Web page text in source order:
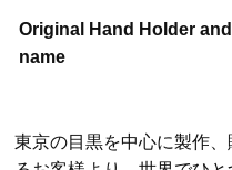
Original Hand Holder
name
東京の目黒を中心に製作